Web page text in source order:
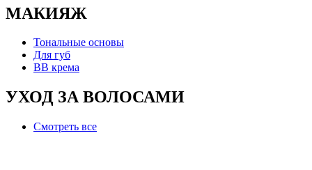
МАКИЯЖ
Тональные основы
Для губ
BB крема
УХОД ЗА ВОЛОСАМИ
Смотреть все